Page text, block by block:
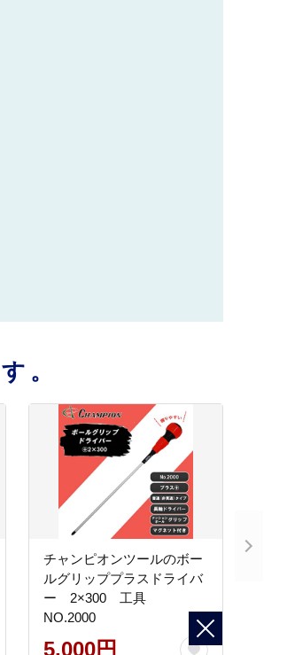
。
チャンピオンツールのボー
ルグリッププラスドライバ
ー 2×300 工具
NO.2000
5,000円